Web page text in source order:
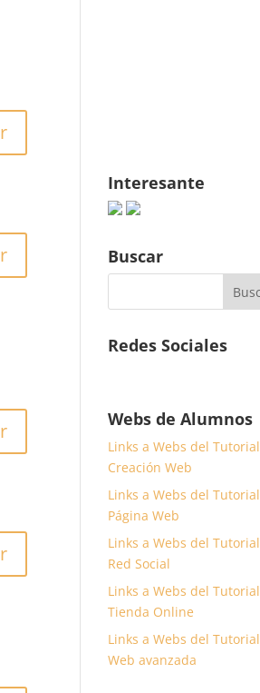
Interesante
Buscar
Redes Sociales
Webs de Alumnos
Links a Webs del Tutorial
Creación Web
Links a Webs del Tutorial
Página Web
Links a Webs del Tutorial
Red Social
Links a Webs del Tutorial
Tienda Online
Links a Webs del Tutorial
Web avanzada